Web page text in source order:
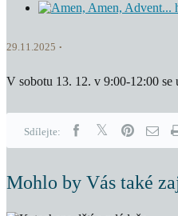
29.11.2025
V sobotu 13. 12. v 9:00-12:00 se
Sdílejte:
Mohlo by Vás také